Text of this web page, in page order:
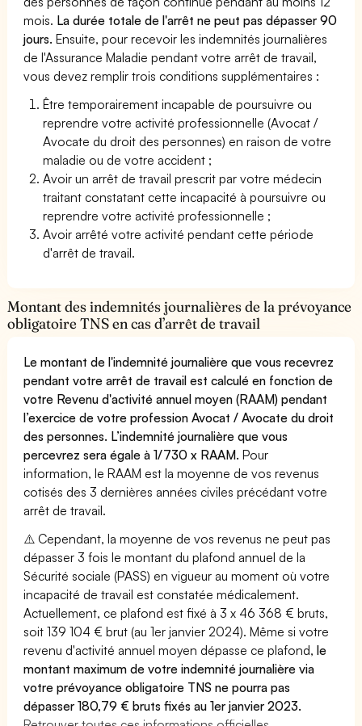
mois. La durée totale de l'arrêt ne peut pas dépasser 90
jours. Ensuite, pour recevoir les indemnités journalières
de l'Assurance Maladie pendant votre arrêt de travail,
vous devez remplir trois conditions supplémentaires :
Être temporairement incapable de poursuivre ou
reprendre votre activité professionnelle (Avocat /
Avocate du droit des personnes) en raison de votre
maladie ou de votre accident ;
Avoir un arrêt de travail prescrit par votre médecin
traitant constatant cette incapacité à poursuivre ou
reprendre votre activité professionnelle ;
Avoir arrêté votre activité pendant cette période
d'arrêt de travail.
Montant des indemnités journalières de la prévoyance
obligatoire TNS en cas d’arrêt de travail
Le montant de l'indemnité journalière que vous recevrez
pendant votre arrêt de travail est calculé en fonction de
votre Revenu d'activité annuel moyen (RAAM) pendant
l’exercice de votre profession Avocat / Avocate du droit
des personnes. L’indemnité journalière que vous
percevrez sera égale à 1/730 x RAAM. Pour
information, le RAAM est la moyenne de vos revenus
cotisés des 3 dernières années civiles précédant votre
arrêt de travail.
⚠️ Cependant, la moyenne de vos revenus ne peut pas
dépasser 3 fois le montant du plafond annuel de la
Sécurité sociale (PASS) en vigueur au moment où votre
incapacité de travail est constatée médicalement.
Actuellement, ce plafond est fixé à 3 x 46 368 € bruts,
soit 139 104 € brut (au 1er janvier 2024). Même si votre
revenu d'activité annuel moyen dépasse ce plafond,le
montant maximum de votre indemnité journalière via
votre prévoyance obligatoire TNS ne pourra pas
dépasser 180,79 € bruts fixés au 1er janvier 2023.